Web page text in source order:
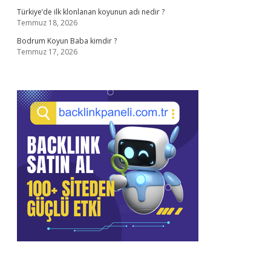
Türkiye’de ilk klonlanan koyunun adı nedir ?
Temmuz 18, 2026
Bodrum Koyun Baba kimdir ?
Temmuz 17, 2026